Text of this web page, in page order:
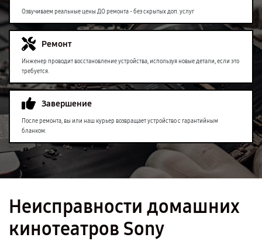
Озвучиваем реальные цены ДО ремонта - без скрытых доп. услуг
Ремонт
Инженер проводит восстановление устройства, используя новые детали, если это
требуется.
Завершение
После ремонта, вы или наш курьер возвращает устройство с гарантийным
бланком.
Неисправности домашних
кинотеатров Sony